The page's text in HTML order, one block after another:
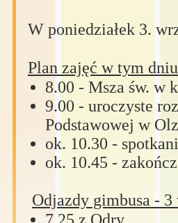
W poniedziałek 3.
Plan zajęć w tym
8.00 - Msza św. w
9.00 - uroczyste
Podstawowej w
ok. 10.30 -
ok. 10.45 -
Odjazdy gimbusa -